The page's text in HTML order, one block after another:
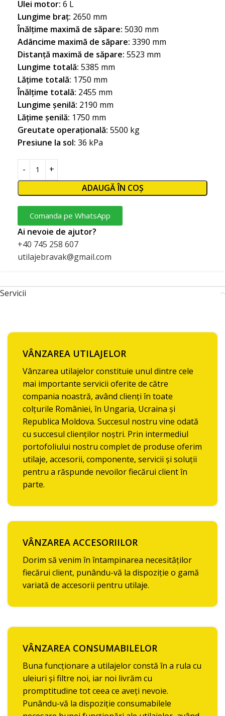
Ulei motor: 6 L
Lungime braț: 2650 mm
Înălțime maximă de săpare: 5030 mm
Adâncime maximă de săpare: 3390 mm
Distanță maximă de săpare: 5523 mm
Lungime totală: 5385 mm
Lățime totală: 1750 mm
Înălțime totală: 2455 mm
Lungime șenilă: 2190 mm
Lățime șenilă: 1750 mm
Greutate operațională: 5500 kg
Presiune la sol: 36 kPa
ADAUGĂ ÎN COȘ
Comanda pe WhatsApp
Ai nevoie de ajutor?
+40 745 258 607
utilajebravak@gmail.com
Servicii
VÂNZAREA UTILAJELOR
Vânzarea utilajelor constituie unul dintre cele
mai importante servicii oferite de către
compania noastră, având clienți în toate
colțurile României, în Ungaria, Ucraina și
Republica Moldova. Succesul nostru vine odată
cu succesul clienților noștri. Prin intermediul
portofoliului nostru complet de produse oferim
utilaje, accesorii, componente, servicii și soluții
pentru a răspunde nevoilor fiecărui client în
parte.
VÂNZAREA ACCESORIILOR
Dorim să venim în întampinarea necesităților
fiecărui client, punându-vă la dispoziție o gamă
variată de accesorii pentru utilaje.
VÂNZAREA CONSUMABILELOR
Buna funcționare a utilajelor constă în a rula cu
uleiuri și filtre noi, iar noi livrăm cu
promptitudine tot ceea ce aveți nevoie.
Punându-vă la dispoziție consumabilele